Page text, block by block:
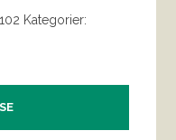
Kategorier: